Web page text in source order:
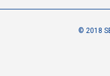
© 2018